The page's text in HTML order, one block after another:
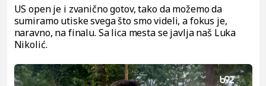
US open je i zvanično gotov, tako da možemo da
sumiramo utiske svega što smo videli, a fokus je,
naravno, na finalu. Sa lica mesta se javlja naš Luka
Nikolić.